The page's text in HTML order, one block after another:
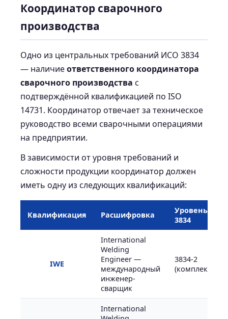
Координатор сварочного
производства
Одно из центральных требований ИСО 3834
— наличиеответственного координатора
сварочного производства с
подтверждённой квалификацией по ISO
14731. Координатор отвечает за техническое
руководство всеми сварочными операциями
на предприятии.
В зависимости от уровня требований и
сложности продукции координатор должен
иметь одну из следующих квалификаций:
Квалификация Расшифровка
Уровень ISO
3834
IWE
International
Welding
Engineer —
международный
инженер-
сварщик
3834-2
(комплексный)
International